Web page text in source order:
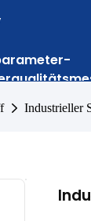
Industrieller